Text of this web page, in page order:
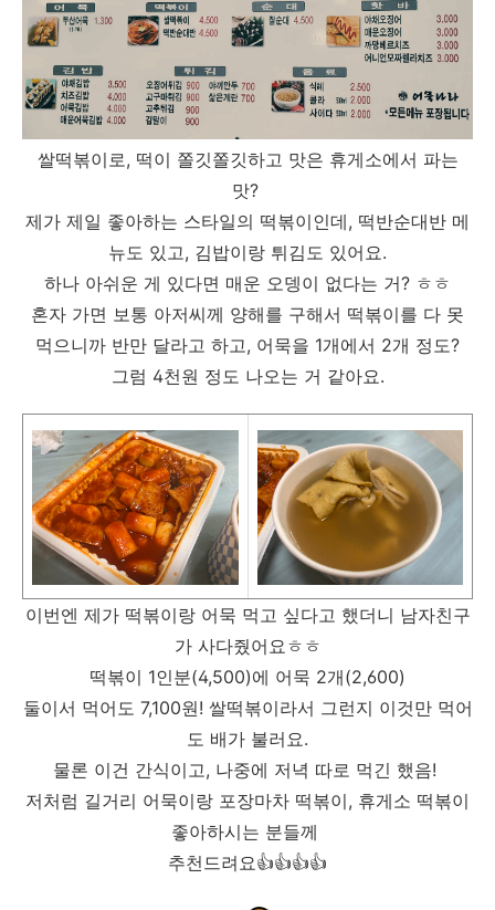
쌀떡볶이로, 떡이 쫄깃쫄깃하고 맛은 휴게소에서 파는
맛?
제가 제일 좋아하는 스타일의 떡볶이인데, 떡반순대반 메
뉴도 있고, 김밥이랑 튀김도 있어요.
하나 아쉬운 게 있다면 매운 오뎅이 없다는 거? ㅎㅎ
혼자 가면 보통 아저씨께 양해를 구해서 떡볶이를 다 못
먹으니까 반만 달라고 하고, 어묵을 1개에서 2개 정도?
그럼 4천원 정도 나오는 거 같아요.
이번엔 제가 떡볶이랑 어묵 먹고 싶다고 했더니 남자친구
가 사다줬어요ㅎㅎ
떡볶이 1인분(4,500)에 어묵 2개(2,600)
둘이서 먹어도 7,100원! 쌀떡볶이라서 그런지 이것만 먹어
도 배가 불러요.
물론 이건 간식이고, 나중에 저녁 따로 먹긴 했음!
저처럼 길거리 어묵이랑 포장마차 떡볶이, 휴게소 떡볶이
좋아하시는 분들께
추천드려요👍👍👍👍